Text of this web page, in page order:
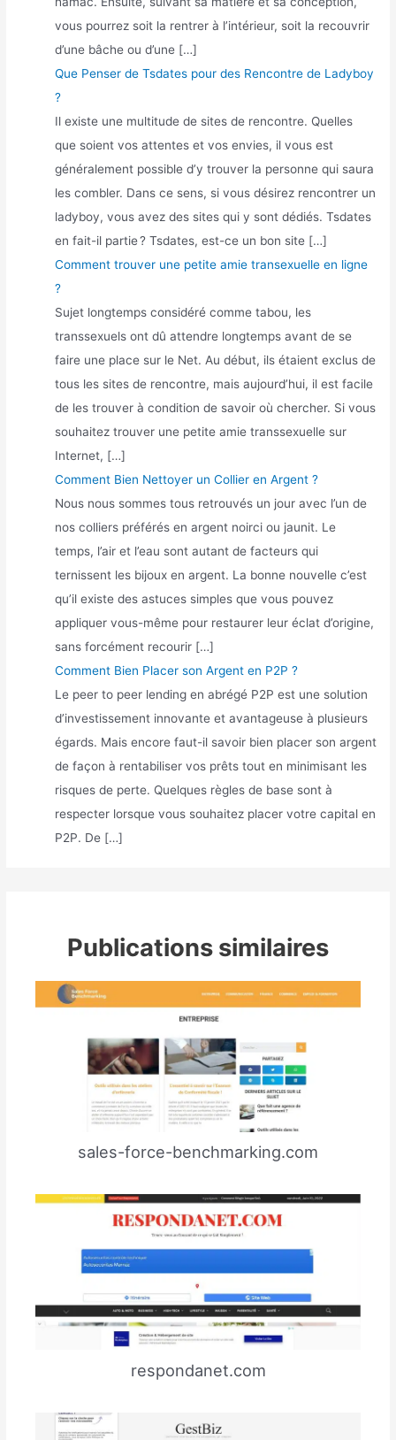
vous pourrez soit la rentrer à l’intérieur, soit la recouvrir
d’une bâche ou d’une […]
Que Penser de Tsdates pour des Rencontre de Ladyboy
?
Il existe une multitude de sites de rencontre. Quelles
que soient vos attentes et vos envies, il vous est
généralement possible d’y trouver la personne qui saura
les combler. Dans ce sens, si vous désirez rencontrer un
ladyboy, vous avez des sites qui y sont dédiés. Tsdates
en fait-il partie ? Tsdates, est-ce un bon site […]
Comment trouver une petite amie transexuelle en ligne
?
Sujet longtemps considéré comme tabou, les
transsexuels ont dû attendre longtemps avant de se
faire une place sur le Net. Au début, ils étaient exclus de
tous les sites de rencontre, mais aujourd’hui, il est facile
de les trouver à condition de savoir où chercher. Si vous
souhaitez trouver une petite amie transsexuelle sur
Internet, […]
Comment Bien Nettoyer un Collier en Argent ?
Nous nous sommes tous retrouvés un jour avec l’un de
nos colliers préférés en argent noirci ou jaunit. Le
temps, l’air et l’eau sont autant de facteurs qui
ternissent les bijoux en argent. La bonne nouvelle c’est
qu’il existe des astuces simples que vous pouvez
appliquer vous-même pour restaurer leur éclat d’origine,
sans forcément recourir […]
Comment Bien Placer son Argent en P2P ?
Le peer to peer lending en abrégé P2P est une solution
d’investissement innovante et avantageuse à plusieurs
égards. Mais encore faut-il savoir bien placer son argent
de façon à rentabiliser vos prêts tout en minimisant les
risques de perte. Quelques règles de base sont à
respecter lorsque vous souhaitez placer votre capital en
P2P. De […]
Publications similaires
sales-force-benchmarking.com
respondanet.com